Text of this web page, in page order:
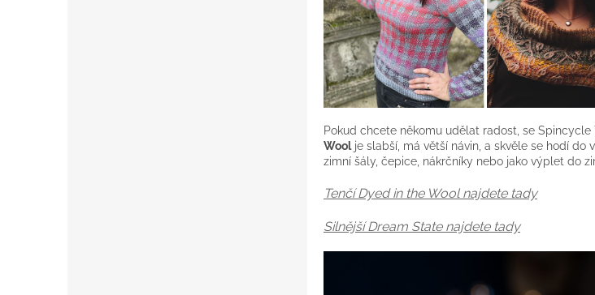
Pokud chcete někomu udělat radost, se
Woolje slabší, má větší návin, a skvěle se hodí do
zimní šály, čepice, nákrčníky nebo jako výplet do
Tenčí Dyed in the Wool najdete tady
Silnější Dream State najdete tady